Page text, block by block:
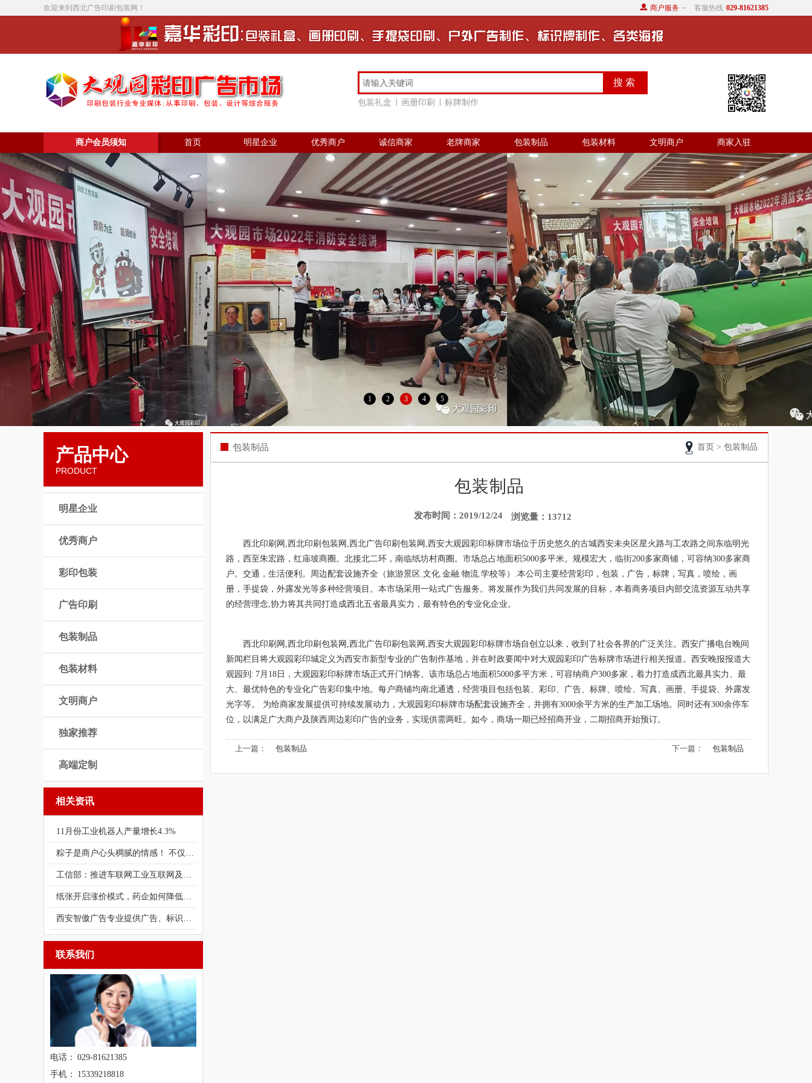
欢迎来到西北广告印刷包装网！ 客服热线 029-81621385
商户服务
包装礼盒 画册印刷 标牌制作
商户会员须知 首页 明星企业 优秀商户 诚信商家 老牌商家 包装制品 包装材料 文明商户 商家入驻
1 2 3 4 5
产品中心
PRODUCT
明星企业
优秀商户
彩印包装
广告印刷
包装制品
包装材料
文明商户
独家推荐
高端定制
相关资讯
11月份工业机器人产量增长4.3%
联系我们
电话： 029-81621385
手机： 15339218818
包装制品 首页 >包装制品
包装制品
发布时间：2019/12/24 浏览量：13712
西北印刷网,西北印刷包装网,西北广告印刷包装网,西安大观园彩印标牌市场位于历史悠久的古城西安未央区星火路与工农路之间东临明光
路，西至朱宏路，红庙坡商圈。北接北二环，南临纸坊村商圈。市场总占地面积5000多平米。规模宏大，临街200多家商铺，可容纳300多家商
户。交通，生活便利。周边配套设施齐全（旅游景区.文化.金融.物流.学校等）.本公司主要经营彩印，包装，广告，标牌，写真，喷绘，画
册，手提袋，外露发光等多种经营项目。本市场采用一站式广告服务。将发展作为我们共同发展的目标，本着商务项目内部交流资源互动共享
的经营理念,协力将其共同打造成西北五省最具实力，最有特色的专业化企业。
西北印刷网,西北印刷包装网,西北广告印刷包装网,西安大观园彩印标牌市场自创立以来，收到了社会各界的广泛关注。西安广播电台晚间
新闻栏目将大观园彩印城定义为西安市新型专业的广告制作基地，并在时政要闻中对大观园彩印广告标牌市场进行相关报道。西安晚报报道大
观园到: 7月18日，大观园彩印标牌市场正式开门纳客。该市场总占地面积5000多平方米，可容纳商户300多家，着力打造成西北最具实力、最
大、最优特色的专业化广告彩印集中地。每户商铺均南北通透，经营项目包括包装、彩印、广告、标牌、喷绘、写真、画册、手提袋、外露发
光字等。 为给商家发展提供可持续发展动力，大观园彩印标牌市场配套设施齐全，并拥有3000余平方米的生产加工场地。同时还有300余停车
位，以满足广大商户及陕西周边彩印广告的业务，实现供需两旺。如今，商场一期已经招商开业，二期招商开始预订。
上一篇： 包装制品 下一篇： 包装制品